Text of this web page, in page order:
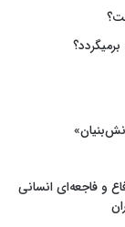
و فاجعه‌ای انسانی